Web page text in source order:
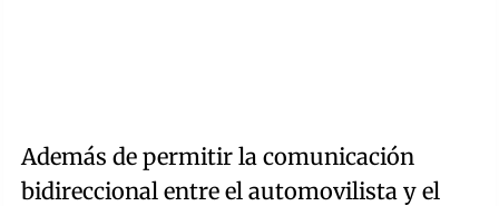
Además de permitir la comunicación
bidireccional entre el automovilista y el